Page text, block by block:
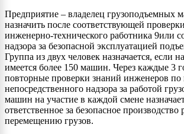
Предприятие – владелец грузоподъемных
назначить после соответствующей
инженерно-технического работника 9или
надзора за безопасной эксплуатацией
Группа из двух человек назначается, если
имеется более 150 машин. Через каждые 3
повторные проверки знаний инженеров по
непосредственного надзора за работой
машин на участие в каждой смене
ответственное за безопасное производство
перемещению грузов.